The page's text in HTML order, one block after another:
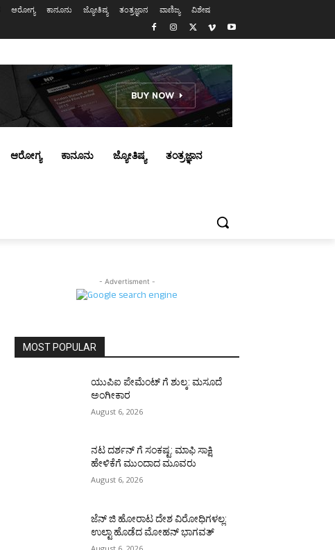
ಆರೋಗ್ಯ ಕಾನೂನು ಜ್ಯೋತಿಷ್ಯ ತಂತ್ರಜ್ಞಾನ ವಾಣಿಜ್ಯ ವಿಶೇಷ
ಆರೋಗ್ಯ ಕಾನೂನು ಜ್ಯೋತಿಷ್ಯ ತಂತ್ರಜ್ಞಾನ
- Advertisment -
MOST POPULAR
ಯುಪಿಐ ಪೇಮೆಂಟ್ ಗೆ ಶುಲ್ಕ: ಮಸೂದೆ
ಅಂಗೀಕಾರ
August 6, 2026
ನಟ ದರ್ಶನ್ ಗೆ ಸಂಕಷ್ಟ: ಮಾಫಿ ಸಾಕ್ಷಿ
ಹೇಳಿಕೆಗೆ ಮುಂದಾದ ಮೂವರು
August 6, 2026
ಜೆನ್ ಜಿ ಹೋರಾಟ ದೇಶ ವಿರೋಧಿಗಳಲ್ಲ:
ಉಲ್ಟಾ ಹೊಡೆದ ಮೋಹನ್ ಭಾಗವತ್